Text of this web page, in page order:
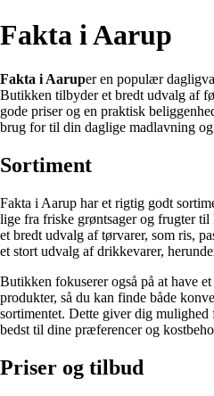
Fakta i Aarup
Fakta i Aaruper en populær
Butikken tilbyder et bredt udvalg af
gode priser og en praktisk
brug for til din daglige madlavning
Sortiment
Fakta i Aarup har et rigtig godt
lige fra friske grøntsager og frugter
et bredt udvalg af tørvarer, som ris,
et stort udvalg af drikkevarer,
Butikken fokuserer også på at have
produkter, så du kan finde både
sortimentet. Dette giver dig mulighed
bedst til dine præferencer og
Priser og tilbud